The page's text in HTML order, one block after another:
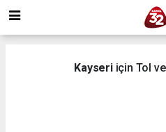
Kayseri için Tol